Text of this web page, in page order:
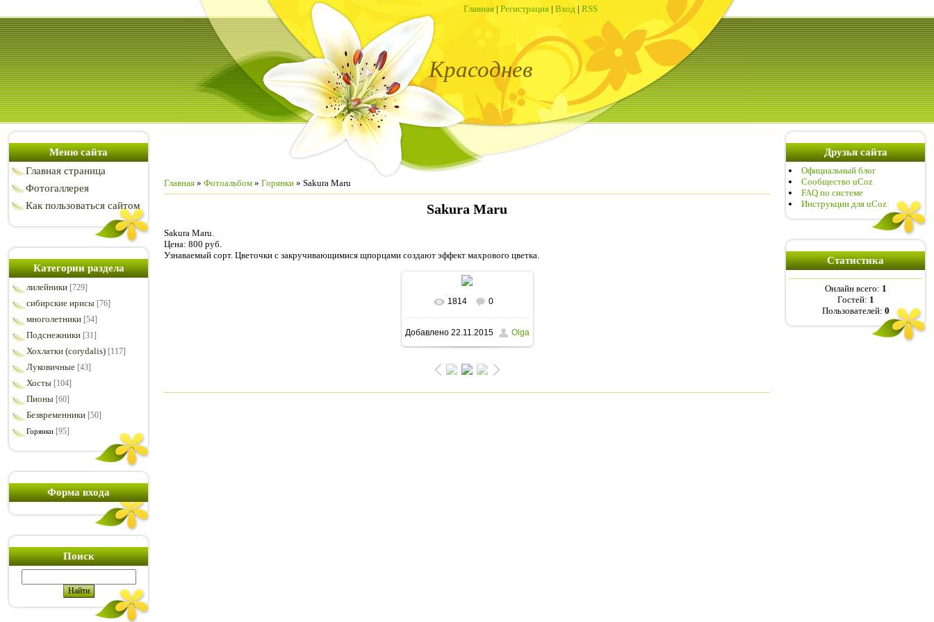
Главная | Регистрация | Вход | RSS
Красоднев
Меню сайта
Главная страница
Фотогаллерея
Как пользоваться сайтом
Категории раздела
лилейники [729]
сибирские ирисы [76]
многолетники [54]
Подснежники [31]
Хохлатки (corydalis) [117]
Луковичные [43]
Хосты [104]
Пионы [60]
Безвременники [50]
Горянки [95]
Форма входа
Поиск
Главная » Фотоальбом » Горянки » Sakura Maru
Sakura Maru
Sakura Maru.
Цена: 800 руб.
Узнаваемый сорт. Цветочки с закручивающимися щпорцами создают эффект махрового цветка.
В реальном размере
1600x1200/ 219.3Kb
1814 0
Добавлено22.11.2015 Olga
Друзья сайта
Официальный блог
Сообщество uCoz
FAQ по системе
Инструкции для uCoz
Статистика
Онлайн всего: 1
Гостей: 1
Пользователей: 0